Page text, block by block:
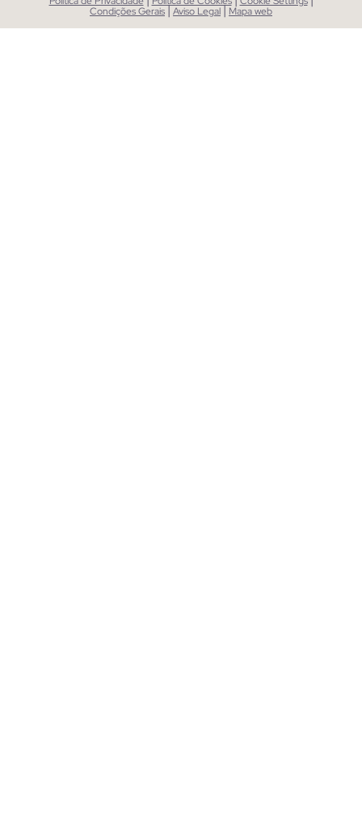
Condições Gerais|Aviso Legal| Mapa web